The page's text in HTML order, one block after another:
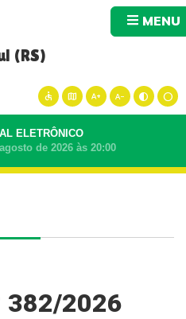
MENU
(RS)
accessible map text_increase text_decrease contrast circle
ELETRÔNICO
de 2026 às 20:00
382/2026